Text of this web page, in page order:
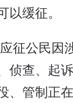
缓征。
征公民因
侦查、起
、管制正